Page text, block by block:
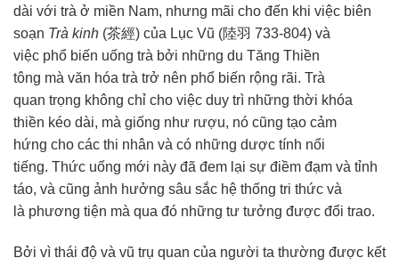
dài với trà ở miền Nam, nhưng mãi cho đến khi việc biên
soạn Trà kinh (茶經) của Lục Vũ (陸羽 733-804) và
việc phổ biến uống trà bởi những du Tăng Thiền
tông mà văn hóa trà trở nên phổ biến rộng rãi. Trà
quan trọng không chỉ cho việc duy trì những thời khóa
thiền kéo dài, mà giống như rượu, nó cũng tạo cảm
hứng cho các thi nhân và có những dược tính nổi
tiếng. Thức uống mới này đã đem lại sự điềm đạm và tỉnh
táo, và cũng ảnh hưởng sâu sắc hệ thống tri thức và
là phương tiện mà qua đó những tư tưởng được đổi trao.
Bởi vì thái độ và vũ trụ quan của người ta thường được kết